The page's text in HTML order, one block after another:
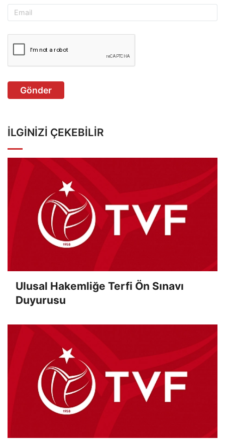
Gönder
İLGINIZI ÇEKEBILIR
Ulusal Hakemliğe Terfi Ön Sınavı
Duyurusu